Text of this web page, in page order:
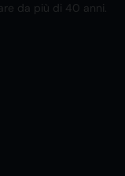
da più di 40 anni.